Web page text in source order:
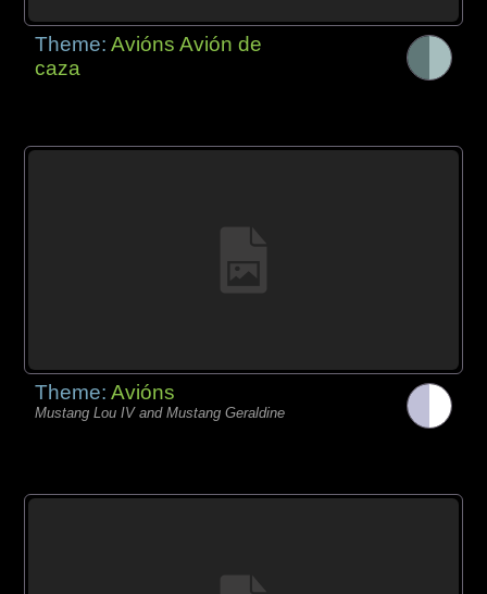
Theme:Avións Avión de
caza
Theme:Avións
Mustang Lou IV and Mustang Geraldine